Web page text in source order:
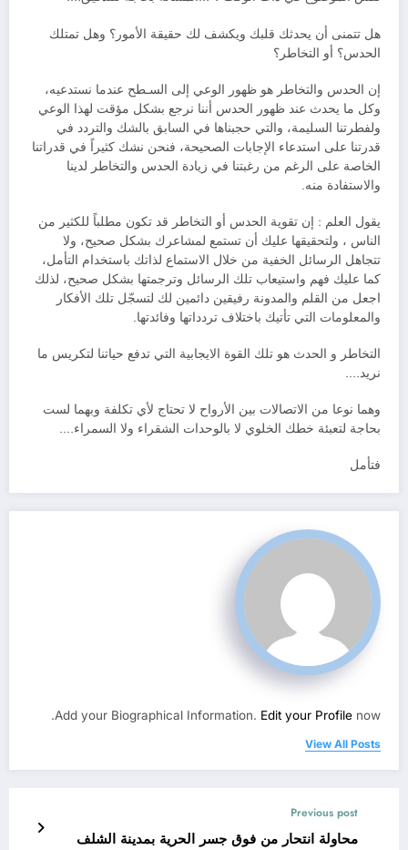
هل تتمنى أن يحدثك قلبك ويكشف لك حقيقة الأمور؟ وهل تمتلك
الحدس؟ أو التخاطر؟
إن الحدس والتخاطر هو ظهور الوعي إلى السـطح عندما نستدعيه،
وكل ما يحدث عند ظهور الحدس أننا نرجع بشكل مؤقت لهذا الوعي
ولفطرتنا السليمة، والتي حجبناها في السابق بالشك والتردد في
قدرتنا على استدعاء الإجابات الصحيحة، فنحن نشك كثيراً في قدراتنا
الخاصة على الرغم من رغبتنا في زيادة الحدس والتخاطر لدينا
والاستفادة منه.
يقول العلم : إن تقوية الحدس أو التخاطر قد تكون مطلباً للكثير من
الناس ، ولتحقيقها عليك أن تستمع لمشاعرك بشكل صحيح، ولا
تتجاهل الرسائل الخفية من خلال الاستماع لذاتك باستخدام التأمل،
كما عليك فهم واستيعاب تلك الرسائل وترجمتها بشكل صحيح، لذلك
اجعل من القلم والمدونة رفيقين دائمين لك لتسجّل تلك الأفكار
والمعلومات التي تأتيك باختلاف تردداتها وفائدتها.
التخاطر و الحدث هو تلك القوة الايجابية التي تدفع حياتنا لتكريس ما
نريد….
وهما نوعا من الاتصالات بين الأرواح لا تحتاج لأي تكلفة وبهما لست
بحاجة لتعبئة خطك الخلوي لا بالوحدات الشقراء ولا السمراء….
فتأمل
Add your Biographical Information. Edit your Profile now.
View All Posts
Previous post
محاولة انتحار من فوق جسر الحرية بمدينة الشلف